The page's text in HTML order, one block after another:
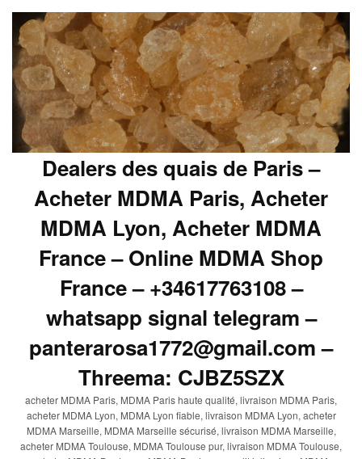
Dealers des quais de Paris –
Acheter MDMA Paris, Acheter
MDMA Lyon, Acheter MDMA
France – Online MDMA Shop
France – +34617763108 –
whatsapp signal telegram –
panterarosa1772@gmail.com –
Threema: CJBZ5SZX
acheter MDMA Paris, MDMA Paris haute qualité, livraison MDMA Paris,
acheter MDMA Lyon, MDMA Lyon fiable, livraison MDMA Lyon, acheter
MDMA Marseille, MDMA Marseille sécurisé, livraison MDMA Marseille,
acheter MDMA Toulouse, MDMA Toulouse pur, livraison MDMA Toulouse,